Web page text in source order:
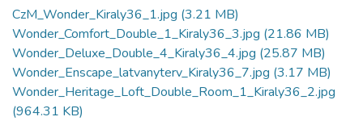
CzM_Wonder_Kiraly36_1.jpg (3.21 MB)
Wonder_Comfort_Double_1_Kiraly36_3.jpg (21.86 MB)
Wonder_Deluxe_Double_4_Kiraly36_4.jpg (25.87 MB)
Wonder_Enscape_latvanyterv_Kiraly36_7.jpg (3.17 MB)
Wonder_Heritage_Loft_Double_Room_1_Kiraly36_2.jpg
(964.31 KB)